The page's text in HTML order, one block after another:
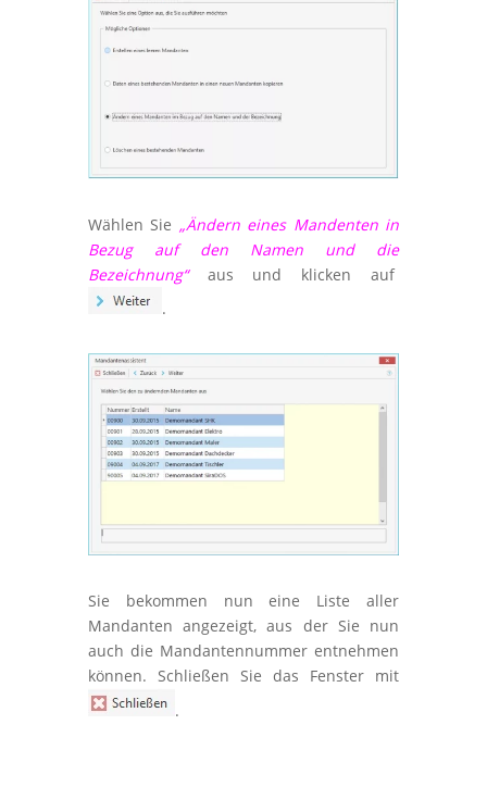
Wählen Sie „Ändern eines Mandenten in
Bezug auf den Namen und die
Bezeichnung“aus und klicken auf
.
Sie bekommen nun eine Liste aller
Mandanten angezeigt, aus der Sie nun
auch die Mandantennummer entnehmen
können. Schließen Sie das Fenster mit
.